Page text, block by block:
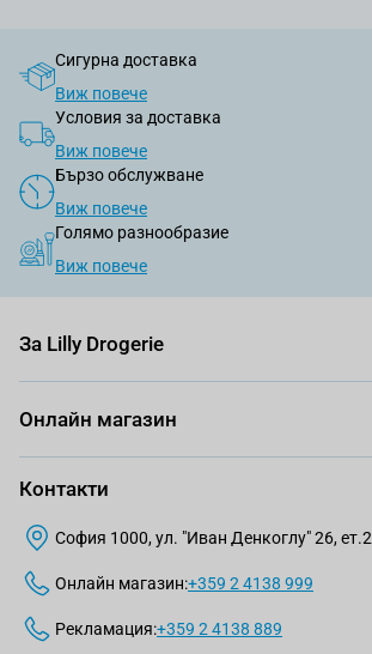
Сигурна доставка
Виж повече
Условия за доставка
Виж повече
Бързо обслужване
Виж повече
Голямо разнообразие
Виж повече
За Lilly Drogerie
Онлайн магазин
Контакти
София 1000, ул. "Иван Денкоглу" 26, ет.2
Онлайн магазин:+359 2 4138 999
Рекламация:+359 2 4138 889